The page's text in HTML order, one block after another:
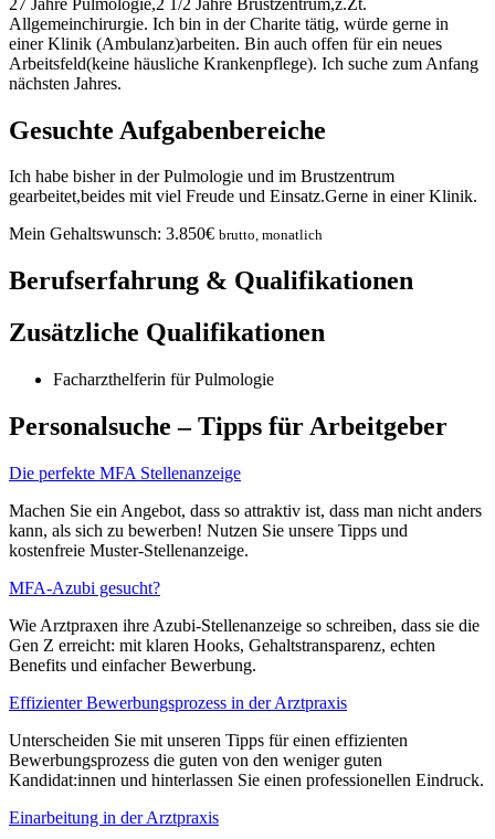
Allgemeinchirurgie. Ich bin in der Charite tätig, würde gerne in
einer Klinik (Ambulanz)arbeiten. Bin auch offen für ein neues
Arbeitsfeld(keine häusliche Krankenpflege). Ich suche zum Anfang
nächsten Jahres.
Gesuchte Aufgabenbereiche
Ich habe bisher in der Pulmologie und im Brustzentrum
gearbeitet,beides mit viel Freude und Einsatz.Gerne in einer Klinik.
Mein Gehaltswunsch: 3.850€ brutto, monatlich
Berufserfahrung & Qualifikationen
Zusätzliche Qualifikationen
Facharzthelferin für Pulmologie
Personalsuche – Tipps für Arbeitgeber
Die perfekte MFA Stellenanzeige
Machen Sie ein Angebot, dass so attraktiv ist, dass man nicht anders
kann, als sich zu bewerben! Nutzen Sie unsere Tipps und
kostenfreie Muster-Stellenanzeige.
MFA-Azubi gesucht?
Wie Arztpraxen ihre Azubi-Stellenanzeige so schreiben, dass sie die
Gen Z erreicht: mit klaren Hooks, Gehaltstransparenz, echten
Benefits und einfacher Bewerbung.
Effizienter Bewerbungsprozess in der Arztpraxis
Unterscheiden Sie mit unseren Tipps für einen effizienten
Bewerbungsprozess die guten von den weniger guten
Kandidat:innen und hinterlassen Sie einen professionellen Eindruck.
Einarbeitung in der Arztpraxis